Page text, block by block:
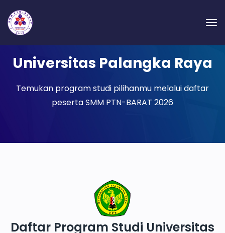
Universitas Palangka Raya
Temukan program studi pilihanmu melalui daftar
peserta SMM PTN-BARAT 2026
Daftar Program Studi Universitas